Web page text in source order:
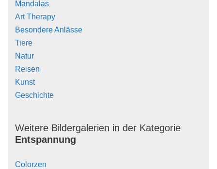
Mandalas
Art Therapy
Besondere Anlässe
Tiere
Natur
Reisen
Kunst
Geschichte
Weitere Bildergalerien in der Kategorie
Entspannung
Colorzen